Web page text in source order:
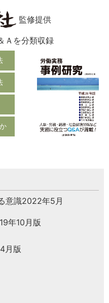
監修提供
Ａを分類収録
意識2022年5月
年10月版
月版